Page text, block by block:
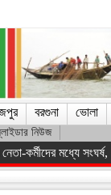
বরগুনা ভোলা
নিউজ
কর্মীদের মধ্যে সংঘর্ষ,